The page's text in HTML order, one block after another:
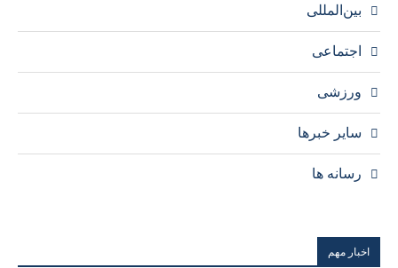
بین‌المللی
اجتماعی
ورزشی
سایر خبرها
رسانه ها
اخبار مهم